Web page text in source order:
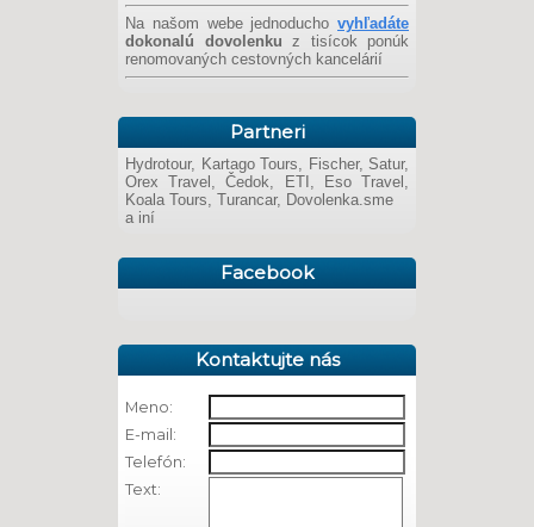
Na našom webe jednoducho vyhľadáte
dokonalú dovolenku z tisícok ponúk
renomovaných cestovných kancelárií
Partneri
Hydrotour, Kartago Tours, Fischer, Satur,
Orex Travel, Čedok, ETI, Eso Travel,
Koala Tours, Turancar, Dovolenka.sme
a iní
Facebook
Kontaktujte nás
Meno:
E-mail:
Telefón:
Text: